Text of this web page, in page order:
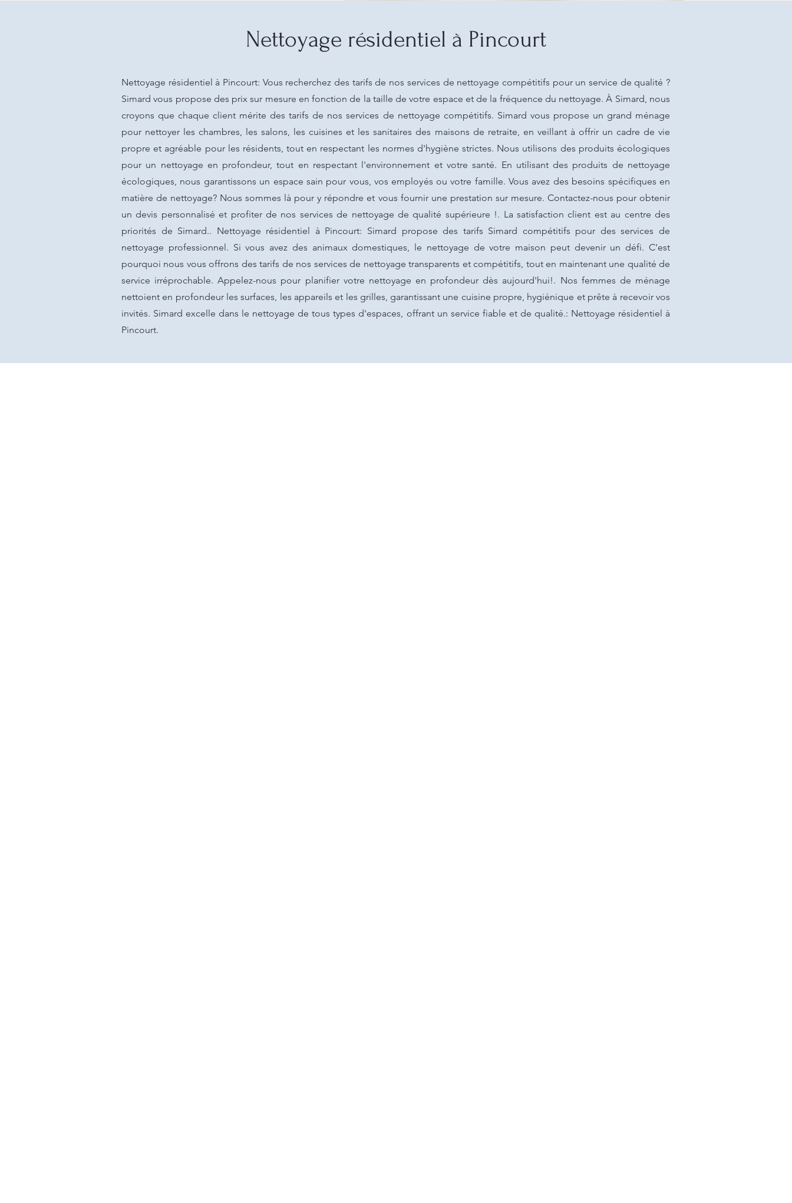
Nettoyage résidentiel à Pincourt
Nettoyage résidentiel à Pincourt: Vous recherchez des tarifs de nos services de nettoyage compétitifs pour un service de qualité ?
Simard vous propose des prix sur mesure en fonction de la taille de votre espace et de la fréquence du nettoyage. À Simard, nous
croyons que chaque client mérite des tarifs de nos services de nettoyage compétitifs. Simard vous propose un grand ménage
pour nettoyer les chambres, les salons, les cuisines et les sanitaires des maisons de retraite, en veillant à offrir un cadre de vie
propre et agréable pour les résidents, tout en respectant les normes d'hygiène strictes. Nous utilisons des produits écologiques
pour un nettoyage en profondeur, tout en respectant l'environnement et votre santé. En utilisant des produits de nettoyage
écologiques, nous garantissons un espace sain pour vous, vos employés ou votre famille. Vous avez des besoins spécifiques en
matière de nettoyage? Nous sommes là pour y répondre et vous fournir une prestation sur mesure. Contactez-nous pour obtenir
un devis personnalisé et profiter de nos services de nettoyage de qualité supérieure !. La satisfaction client est au centre des
priorités de Simard.. Nettoyage résidentiel à Pincourt: Simard propose des tarifs Simard compétitifs pour des services de
nettoyage professionnel. Si vous avez des animaux domestiques, le nettoyage de votre maison peut devenir un défi. C'est
pourquoi nous vous offrons des tarifs de nos services de nettoyage transparents et compétitifs, tout en maintenant une qualité de
service irréprochable. Appelez-nous pour planifier votre nettoyage en profondeur dès aujourd'hui!. Nos femmes de ménage
nettoient en profondeur les surfaces, les appareils et les grilles, garantissant une cuisine propre, hygiénique et prête à recevoir vos
invités. Simard excelle dans le nettoyage de tous types d'espaces, offrant un service fiable et de qualité.: Nettoyage résidentiel à
Pincourt.